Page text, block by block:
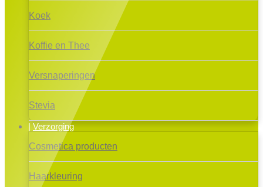
Koek
Koffie en Thee
Versnaperingen
Stevia
Verzorging
Cosmetica producten
Haarkleuring